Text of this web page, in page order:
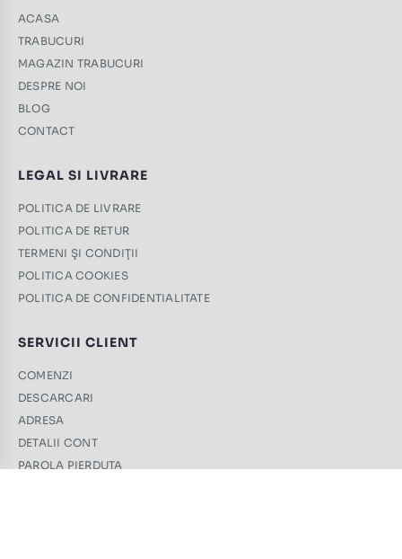
ACASA
TRABUCURI
MAGAZIN TRABUCURI
DESPRE NOI
BLOG
CONTACT
LEGAL SI LIVRARE
POLITICA DE LIVRARE
POLITICA DE RETUR
TERMENI ŞI CONDIŢII
POLITICA COOKIES
POLITICA DE CONFIDENTIALITATE
SERVICII CLIENT
COMENZI
DESCARCARI
ADRESA
DETALII CONT
PAROLA PIERDUTA